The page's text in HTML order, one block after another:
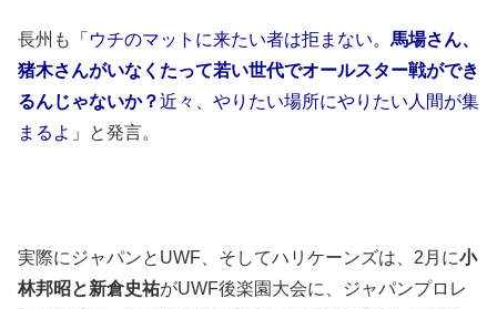
長州も 「ウチのマットに来たい者は拒まない。 馬場さん、
猪木さんがいなくたって若い世代でオールスター戦ができ
るんじゃないか？近々、やりたい場所にやりたい人間が集
まるよ」
と発言。
実際にジャパンとUWF、そしてハリケーンズは、2月に小
林邦昭と新倉史祐がUWF後楽園大会に、ジャパンプロレ